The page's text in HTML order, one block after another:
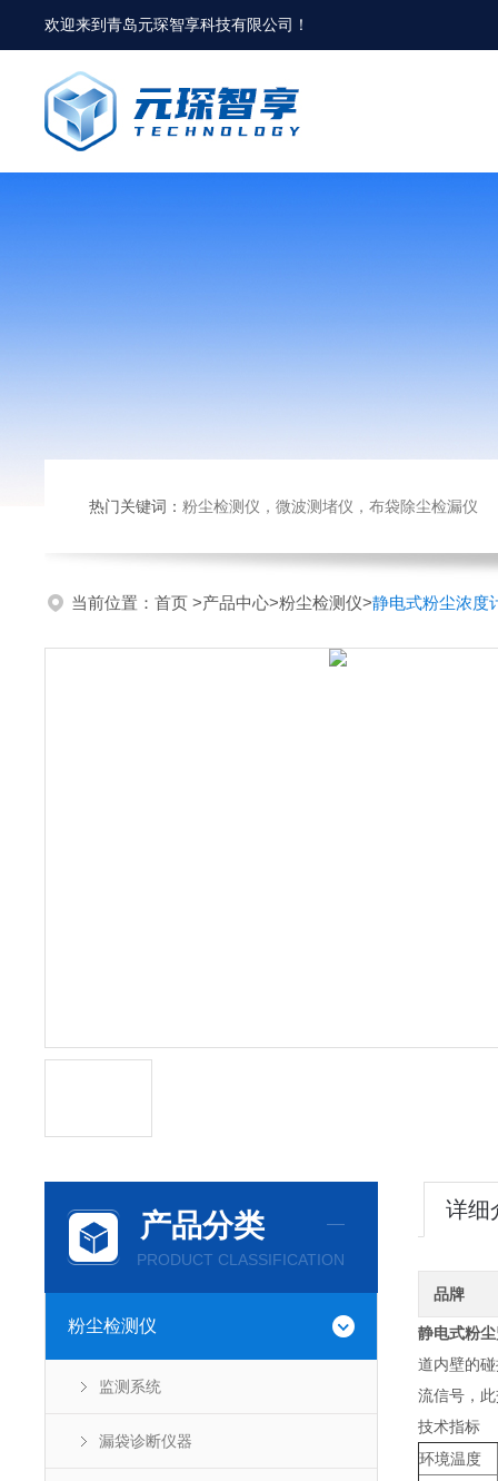
欢迎来到青岛元琛智享科技有限公司 ！
热门关键词： 粉尘检测仪，微波测堵仪，布袋除尘检漏仪
当前位置： 首页 >产品中心>粉尘检测仪>静电式粉尘浓度
产品分类
PRODUCT CLASSIFICATION
粉尘检测仪
监测系统
漏袋诊断仪器
详细
品牌
静电式粉
道内壁的
流信号，
技术指标
环境温度